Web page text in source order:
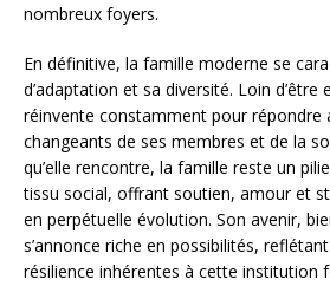
nombreux foyers.
En définitive, la famille moderne se
d’adaptation et sa diversité. Loin d’être
réinvente constamment pour répondre
changeants de ses membres et de la
qu’elle rencontre, la famille reste un
tissu social, offrant soutien, amour et
en perpétuelle évolution. Son avenir,
s’annonce riche en possibilités,
résilience inhérentes à cette institution